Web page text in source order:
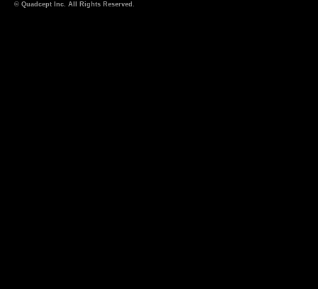
© Quadcept Inc. All Rights Reserved.